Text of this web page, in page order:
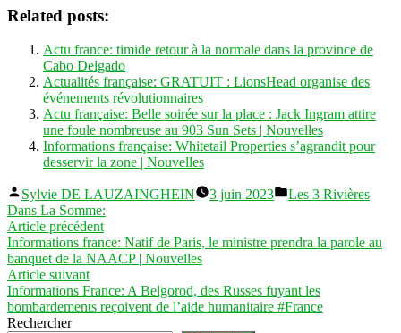
Related posts:
Actu france: timide retour à la normale dans la province de
Cabo Delgado
Actualités française: GRATUIT : LionsHead organise des
événements révolutionnaires
Actu française: Belle soirée sur la place : Jack Ingram attire
une foule nombreuse au 903 Sun Sets | Nouvelles
Informations française: Whitetail Properties s’agrandit pour
desservir la zone | Nouvelles
Publié
par
Sylvie DE LAUZAINGHEIN 3 juin 2023
Publié
Les 3 Rivières
Dans La Somme:
Navigation
de
l’article
Article précédentArticle
précédent :
Informations france: Natif de Paris, le ministre prendra la parole au
banquet de la NAACP | Nouvelles
Article suivantArticle
suivant :
Informations France: A Belgorod, des Russes fuyant les
bombardements reçoivent de l’aide humanitaire #France
Rechercher